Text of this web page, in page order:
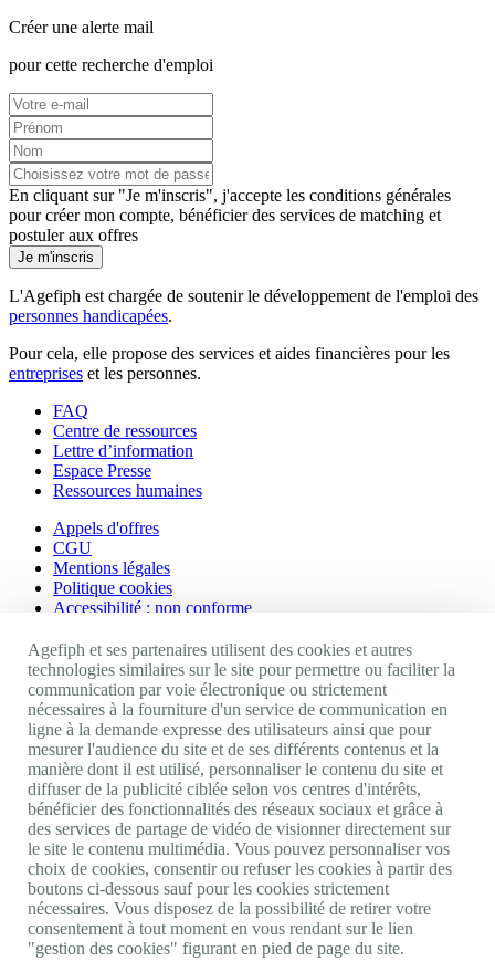
Créer une alerte mail
pour cette recherche d'emploi
En cliquant sur "Je m'inscris", j'accepte les conditions générales
pour créer mon compte, bénéficier des services de matching et
postuler aux offres
Je m'inscris
L'Agefiph est chargée de soutenir le développement de l'emploi des
personnes handicapées.
Pour cela, elle propose des services et aides financières pour les
entreprises et les personnes.
FAQ
Centre de ressources
Lettre d’information
Espace Presse
Ressources humaines
Appels d'offres
CGU
Mentions légales
Politique cookies
Accessibilité : non conforme
Nos autres sites
Site portail Agefiph
Activateur de progrès
Handinnov
Innovation et recherche
Université du RRH
Service AppuiPro
Nous suivre
Youtube
Linkedin
Facebook
Twitter
Agefiph et ses partenaires utilisent des cookies et autres
technologies similaires sur le site pour permettre ou faciliter la
communication par voie électronique ou strictement
nécessaires à la fourniture d'un service de communication en
ligne à la demande expresse des utilisateurs ainsi que pour
mesurer l'audience du site et de ses différents contenus et la
manière dont il est utilisé, personnaliser le contenu du site et
diffuser de la publicité ciblée selon vos centres d'intérêts,
bénéficier des fonctionnalités des réseaux sociaux et grâce à
des services de partage de vidéo de visionner directement sur
le site le contenu multimédia. Vous pouvez personnaliser vos
choix de cookies, consentir ou refuser les cookies à partir des
boutons ci-dessous sauf pour les cookies strictement
nécessaires. Vous disposez de la possibilité de retirer votre
consentement à tout moment en vous rendant sur le lien
"gestion des cookies" figurant en pied de page du site.